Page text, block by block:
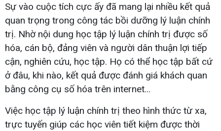
Sự vào cuộc tích cực ấy đã mang lại nhiều kết quả
quan trọng trong công tác bồi dưỡng lý luận chính
trị. Nhờ nội dung học tập lý luận chính trị được số
hóa, cán bộ, đảng viên và người dân thuận lợi tiếp
cận, nghiên cứu, học tập. Họ có thể học tập bất cứ
ở đâu, khi nào, kết quả được đánh giá khách quan
bằng công cụ số hóa trên internet...
Việc học tập lý luận chính trị theo hình thức từ xa,
trực tuyến giúp các học viên tiết kiệm được thời